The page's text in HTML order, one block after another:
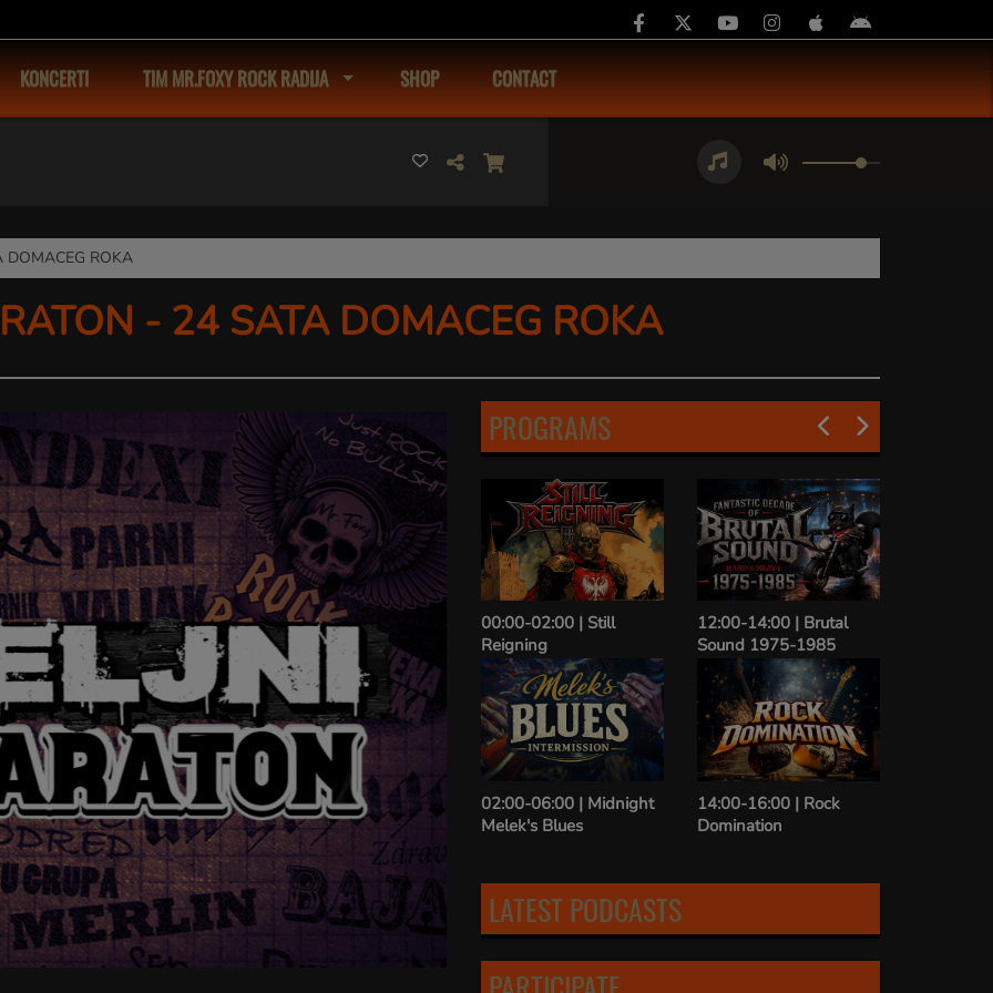
KONCERTI TIM MR.FOXY ROCK RADIJA SHOP CONTACT
DOMACEG ROKA
- 24 SATA DOMACEG ROKA
PROGRAMS
18:00-20:00 | NUclear
22:00-24:00 | Empire of
Steel
00:00-02:00 | Still
Reigning
02:00-06:00 | Midnight
Melek's Blues
12:00-14:00 | Brutal
Sound 1975-1985
14:00-16:00 | Rock
Domination
LATEST PODCASTS